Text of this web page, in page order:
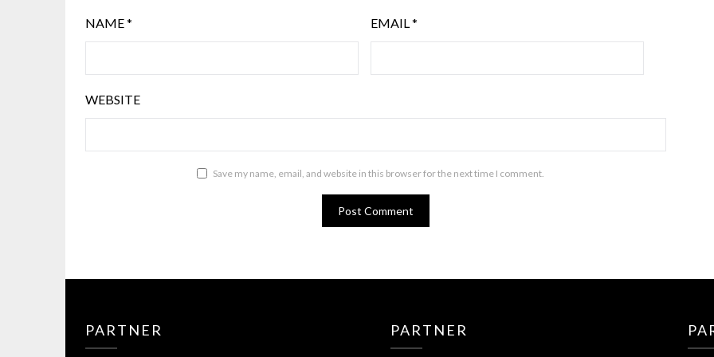
NAME* EMAIL*
WEBSITE
Save my name, email, and website in this browser for the next time I comment.
PARTNER PARTNER